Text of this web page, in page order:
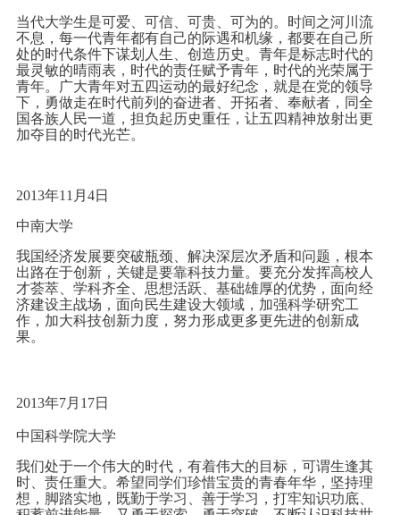
当代大学生是可爱、可信、可贵、可为的。时间之河川流
不息，每一代青年都有自己的际遇和机缘，都要在自己所
处的时代条件下谋划人生、创造历史。青年是标志时代的
最灵敏的晴雨表，时代的责任赋予青年，时代的光荣属于
青年。广大青年对五四运动的最好纪念，就是在党的领导
下，勇做走在时代前列的奋进者、开拓者、奉献者，同全
国各族人民一道，担负起历史重任，让五四精神放射出更
加夺目的时代光芒。
2013年11月4日
中南大学
我国经济发展要突破瓶颈、解决深层次矛盾和问题，根本
出路在于创新，关键是要靠科技力量。要充分发挥高校人
才荟萃、学科齐全、思想活跃、基础雄厚的优势，面向经
济建设主战场，面向民生建设大领域，加强科学研究工
作，加大科技创新力度，努力形成更多更先进的创新成
果。
2013年7月17日
中国科学院大学
我们处于一个伟大的时代，有着伟大的目标，可谓生逢其
时、责任重大。希望同学们珍惜宝贵的青春年华，坚持理
想，脚踏实地，既勤于学习、善于学习，打牢知识功底、